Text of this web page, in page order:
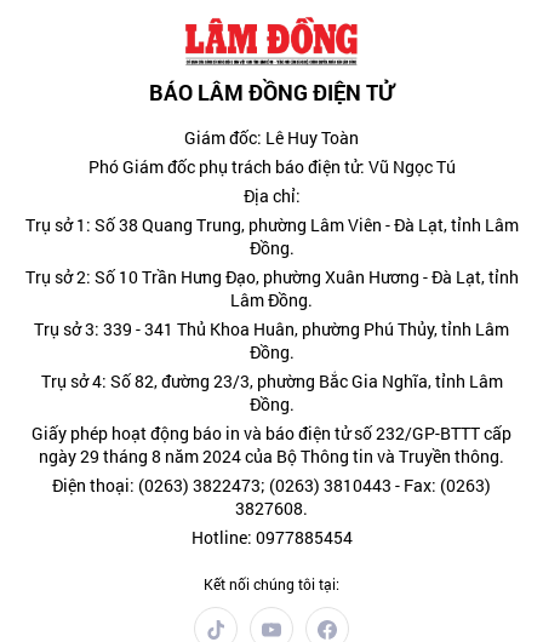
BÁO LÂM ĐỒNG ĐIỆN TỬ
Giám đốc: Lê Huy Toàn
Phó Giám đốc phụ trách báo điện tử: Vũ Ngọc Tú
Địa chỉ:
Trụ sở 1: Số 38 Quang Trung, phường Lâm Viên - Đà Lạt, tỉnh Lâm
Đồng.
Trụ sở 2: Số 10 Trần Hưng Đạo, phường Xuân Hương - Đà Lạt, tỉnh
Lâm Đồng.
Trụ sở 3: 339 - 341 Thủ Khoa Huân, phường Phú Thủy, tỉnh Lâm
Đồng.
Trụ sở 4: Số 82, đường 23/3, phường Bắc Gia Nghĩa, tỉnh Lâm
Đồng.
Giấy phép hoạt động báo in và báo điện tử số 232/GP-BTTT cấp
ngày 29 tháng 8 năm 2024 của Bộ Thông tin và Truyền thông.
Điện thoại: (0263) 3822473; (0263) 3810443 - Fax: (0263)
3827608.
Hotline: 0977885454
Kết nối chúng tôi tại: